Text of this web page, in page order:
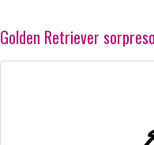
Golden Retriever